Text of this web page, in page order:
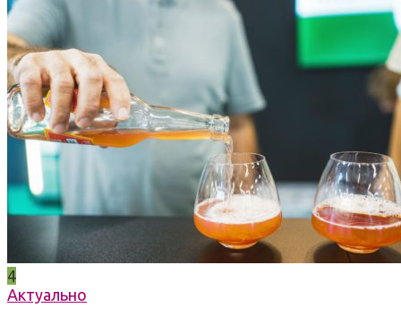
4
Актуально